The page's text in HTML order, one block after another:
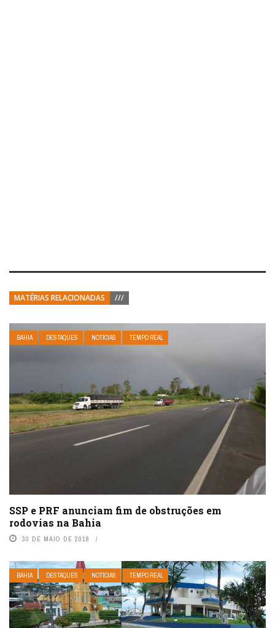
MATÉRIAS RELACIONADAS ///
BAHIA DESTAQUES NOTÍCIAS TEMPO REAL
SSP e PRF anunciam fim de obstruções em
rodovias na Bahia
30 DE MAIO DE 2018
BAHIA DESTAQUES NOTÍCIAS TEMPO REAL